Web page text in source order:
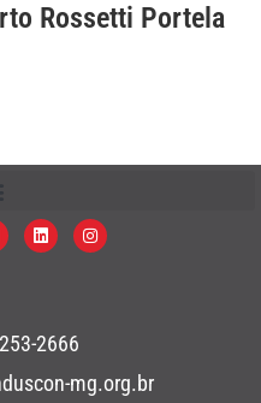
Rossetti Portela
2666
mg.org.br